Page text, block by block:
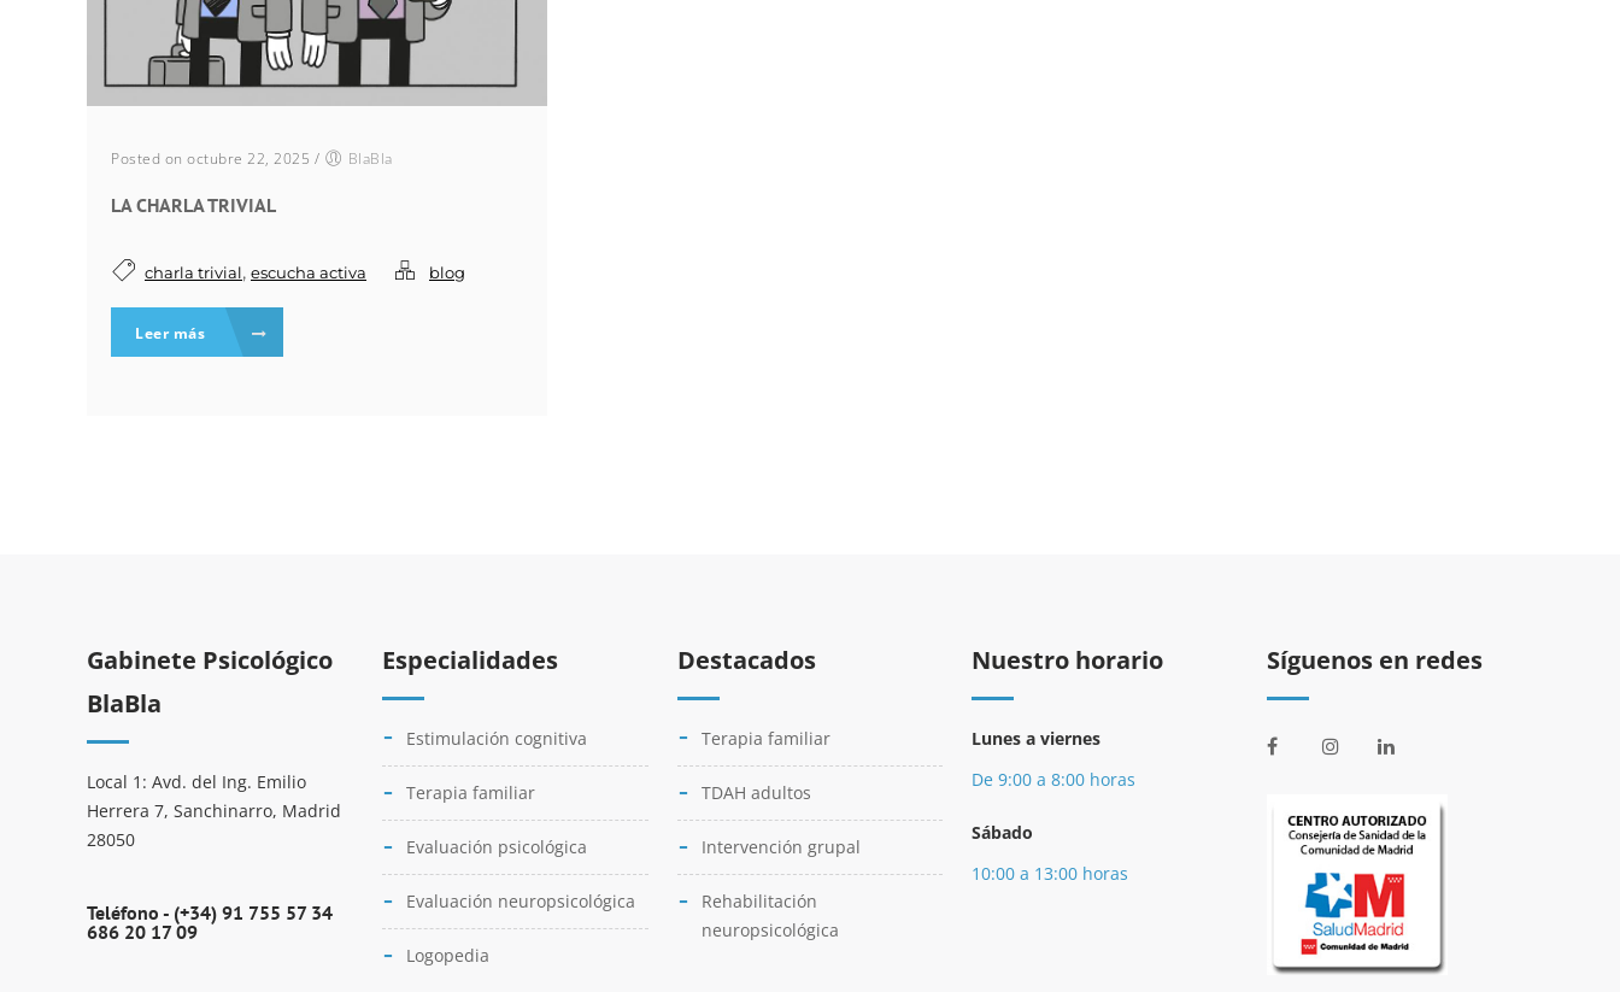
Posted on octubre 22, 2025 / BlaBla
LA CHARLA TRIVIAL
charla trivial, escucha activa blog
Leer más
Gabinete Psicológico
BlaBla
Local 1: Avd. del Ing. Emilio
Herrera 7, Sanchinarro, Madrid
28050
Teléfono - (+34) 91 755 57 34
686 20 17 09
Especialidades
Estimulación cognitiva
Terapia familiar
Evaluación psicológica
Evaluación neuropsicológica
Logopedia
Destacados
Terapia familiar
TDAH adultos
Intervención grupal
Rehabilitación
neuropsicológica
Nuestro horario
Lunes a viernes
De 9:00 a 8:00 horas
Sábado
10:00 a 13:00 horas
Síguenos en redes